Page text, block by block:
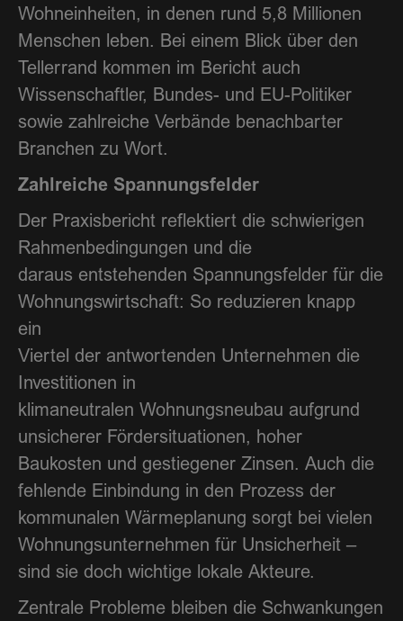
Wohneinheiten, in denen rund 5,8 Millionen
Menschen leben. Bei einem Blick über den
Tellerrand kommen im Bericht auch
Wissenschaftler, Bundes- und EU-Politiker
sowie zahlreiche Verbände benachbarter
Branchen zu Wort.
Zahlreiche Spannungsfelder
Der Praxisbericht reflektiert die schwierigen
Rahmenbedingungen und die
daraus entstehenden Spannungsfelder für die
Wohnungswirtschaft: So reduzieren knapp
ein
Viertel der antwortenden Unternehmen die
Investitionen in
klimaneutralen Wohnungsneubau aufgrund
unsicherer Fördersituationen, hoher
Baukosten und gestiegener Zinsen. Auch die
fehlende Einbindung in den Prozess der
kommunalen Wärmeplanung sorgt bei vielen
Wohnungsunternehmen für Unsicherheit –
sind sie doch wichtige lokale Akteure.
Zentrale Probleme bleiben die Schwankungen